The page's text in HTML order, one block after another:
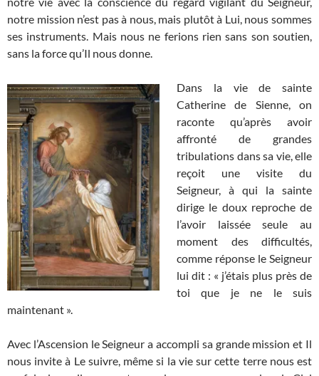
notre mission n’est pas à nous, mais plutôt à Lui, nous sommes
ses instruments. Mais nous ne ferions rien sans son soutien,
sans la force qu’Il nous donne.
Dans la vie de sainte
Catherine de Sienne, on
raconte qu’après avoir
affronté de grandes
tribulations dans sa vie, elle
reçoit une visite du
Seigneur, à qui la sainte
dirige le doux reproche de
l’avoir laissée seule au
moment des difficultés,
comme réponse le Seigneur
lui dit : « j’étais plus près de
toi que je ne le suis
maintenant ».
Avec l’Ascension le Seigneur a accompli sa grande mission et Il
nous invite à Le suivre, même si la vie sur cette terre nous est